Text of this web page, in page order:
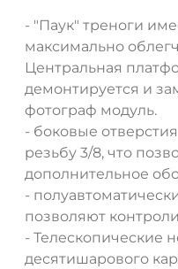
- "Паук" треноги
максимально
Центральная
демонтируется и
фотограф модуль.
- боковые
резьбу 3/8, что
дополнительное
-
позволяют
- Телескопические
десятишарового